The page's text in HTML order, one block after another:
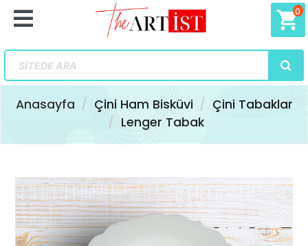
shopping_cart
0
Anasayfa Çini Ham Bisküvi
Çini Tabaklar
Lenger Tabak